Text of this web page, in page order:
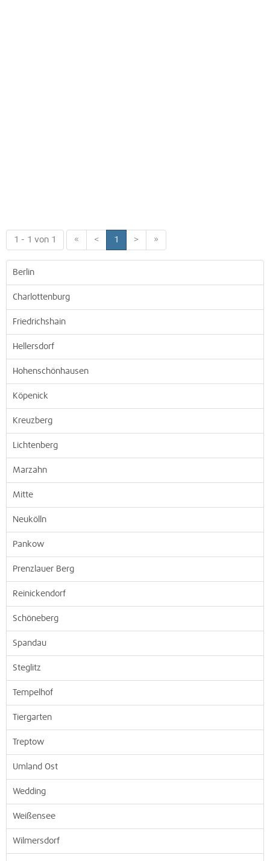
1 - 1 von 1 « < 1 > »
Berlin
Charlottenburg
Friedrichshain
Hellersdorf
Hohenschönhausen
Köpenick
Kreuzberg
Lichtenberg
Marzahn
Mitte
Neukölln
Pankow
Prenzlauer Berg
Reinickendorf
Schöneberg
Spandau
Steglitz
Tempelhof
Tiergarten
Treptow
Umland Ost
Wedding
Weißensee
Wilmersdorf